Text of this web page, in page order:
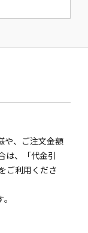
や、ご注文金額
は、「代金引
ご利用くださ